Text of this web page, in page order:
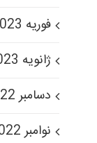
فوریه 2023
ژانویه 2023
دسامبر 2022
نوامبر 2022